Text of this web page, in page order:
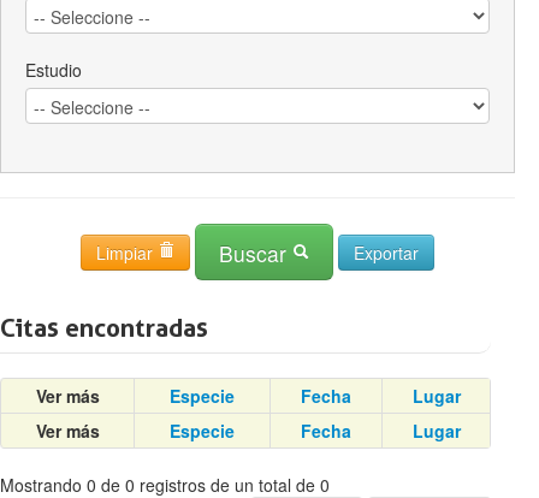
Estudio
Limpiar Buscar
Citas encontradas
Ver más Especie Fecha
Lugar
Ver más
Especie Fecha Lugar
Mostrando 0 de 0 registros de un total de 0